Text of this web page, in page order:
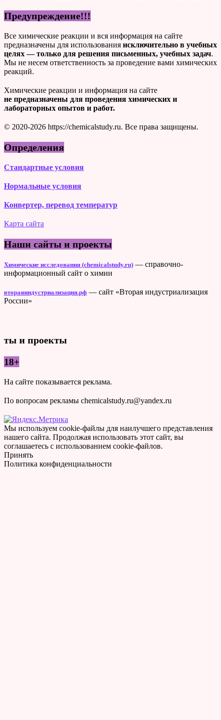
Предупреждение!!!
Все химические реакции и вся информация на сайте
предназначены для использования исключительно в учебных
целях — только для решения письменных, учебных задач.
Мы не несем ответственность за проведение вами химических
реакций.
Химические реакции и информация на сайте
не предназначены для проведения химических и
лабораторных опытов и работ.
© 2020-2026 https://chemicalstudy.ru. Все права защищены.
Определения
Стандартные условия
Нормальные условия
Конвертер, перевод температур
Карта сайта
Наши сайты и проекты
Химические исследования (chemicalstudy.ru) — справочно-
информационный сайт о химии
втораяиндустриализация.рф — сайт «Вторая индустриализация
России»
ты и проекты
18+
На сайте показывается реклама.
По вопросам рекламы chemicalstudy.ru@yandex.ru
Мы используем cookie-файлы для наилучшего представления
нашего сайта. Продолжая использовать этот сайт, вы
соглашаетесь с использованием cookie-файлов.
Принять
Политика конфиденциальности